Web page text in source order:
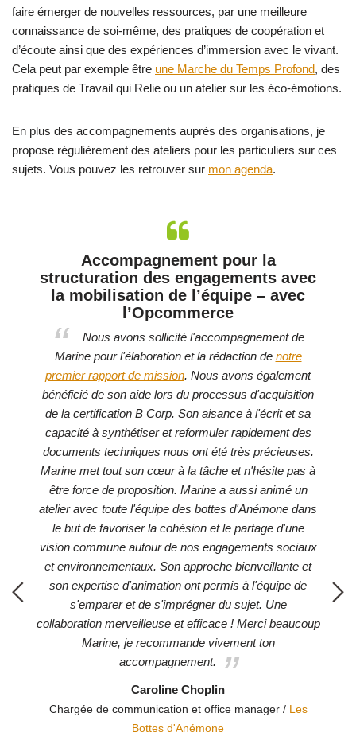
faire émerger de nouvelles ressources, par une meilleure
connaissance de soi-même, des pratiques de coopération et
d’écoute ainsi que des expériences d’immersion avec le vivant.
Cela peut par exemple être une Marche du Temps Profond, des
pratiques de Travail qui Relie ou un atelier sur les éco-émotions.
En plus des accompagnements auprès des organisations, je
propose régulièrement des ateliers pour les particuliers sur ces
sujets. Vous pouvez les retrouver sur mon agenda.
Accompagnement pour la
structuration des engagements avec
la mobilisation de l’équipe – avec
l’Opcommerce
Nous avons sollicité l'accompagnement de
Marine pour l'élaboration et la rédaction de notre
premier rapport de mission. Nous avons également
bénéficié de son aide lors du processus d'acquisition
de la certification B Corp. Son aisance à l'écrit et sa
capacité à synthétiser et reformuler rapidement des
documents techniques nous ont été très précieuses.
Marine met tout son cœur à la tâche et n'hésite pas à
être force de proposition. Marine a aussi animé un
atelier avec toute l'équipe des bottes d'Anémone dans
le but de favoriser la cohésion et le partage d'une
vision commune autour de nos engagements sociaux
et environnementaux. Son approche bienveillante et
son expertise d'animation ont permis à l'équipe de
s'emparer et de s'imprégner du sujet. Une
collaboration merveilleuse et efficace ! Merci beaucoup
Marine, je recommande vivement ton
accompagnement.
Caroline Choplin
Chargée de communication et office manager / Les
Bottes d'Anémone